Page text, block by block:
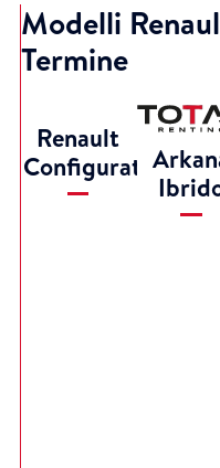
Modelli
Termine
Renault
Configuratore